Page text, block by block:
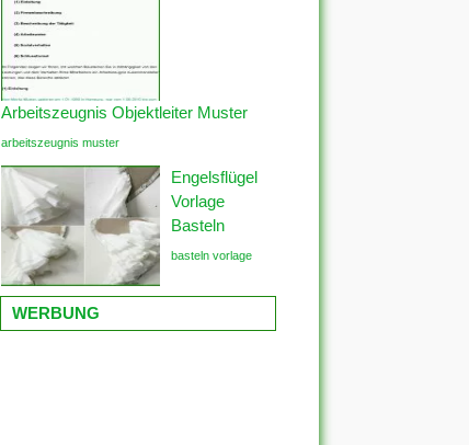
Arbeitszeugnis Objektleiter Muster
arbeitszeugnis muster
Engelsflügel
Vorlage
Basteln
basteln vorlage
WERBUNG